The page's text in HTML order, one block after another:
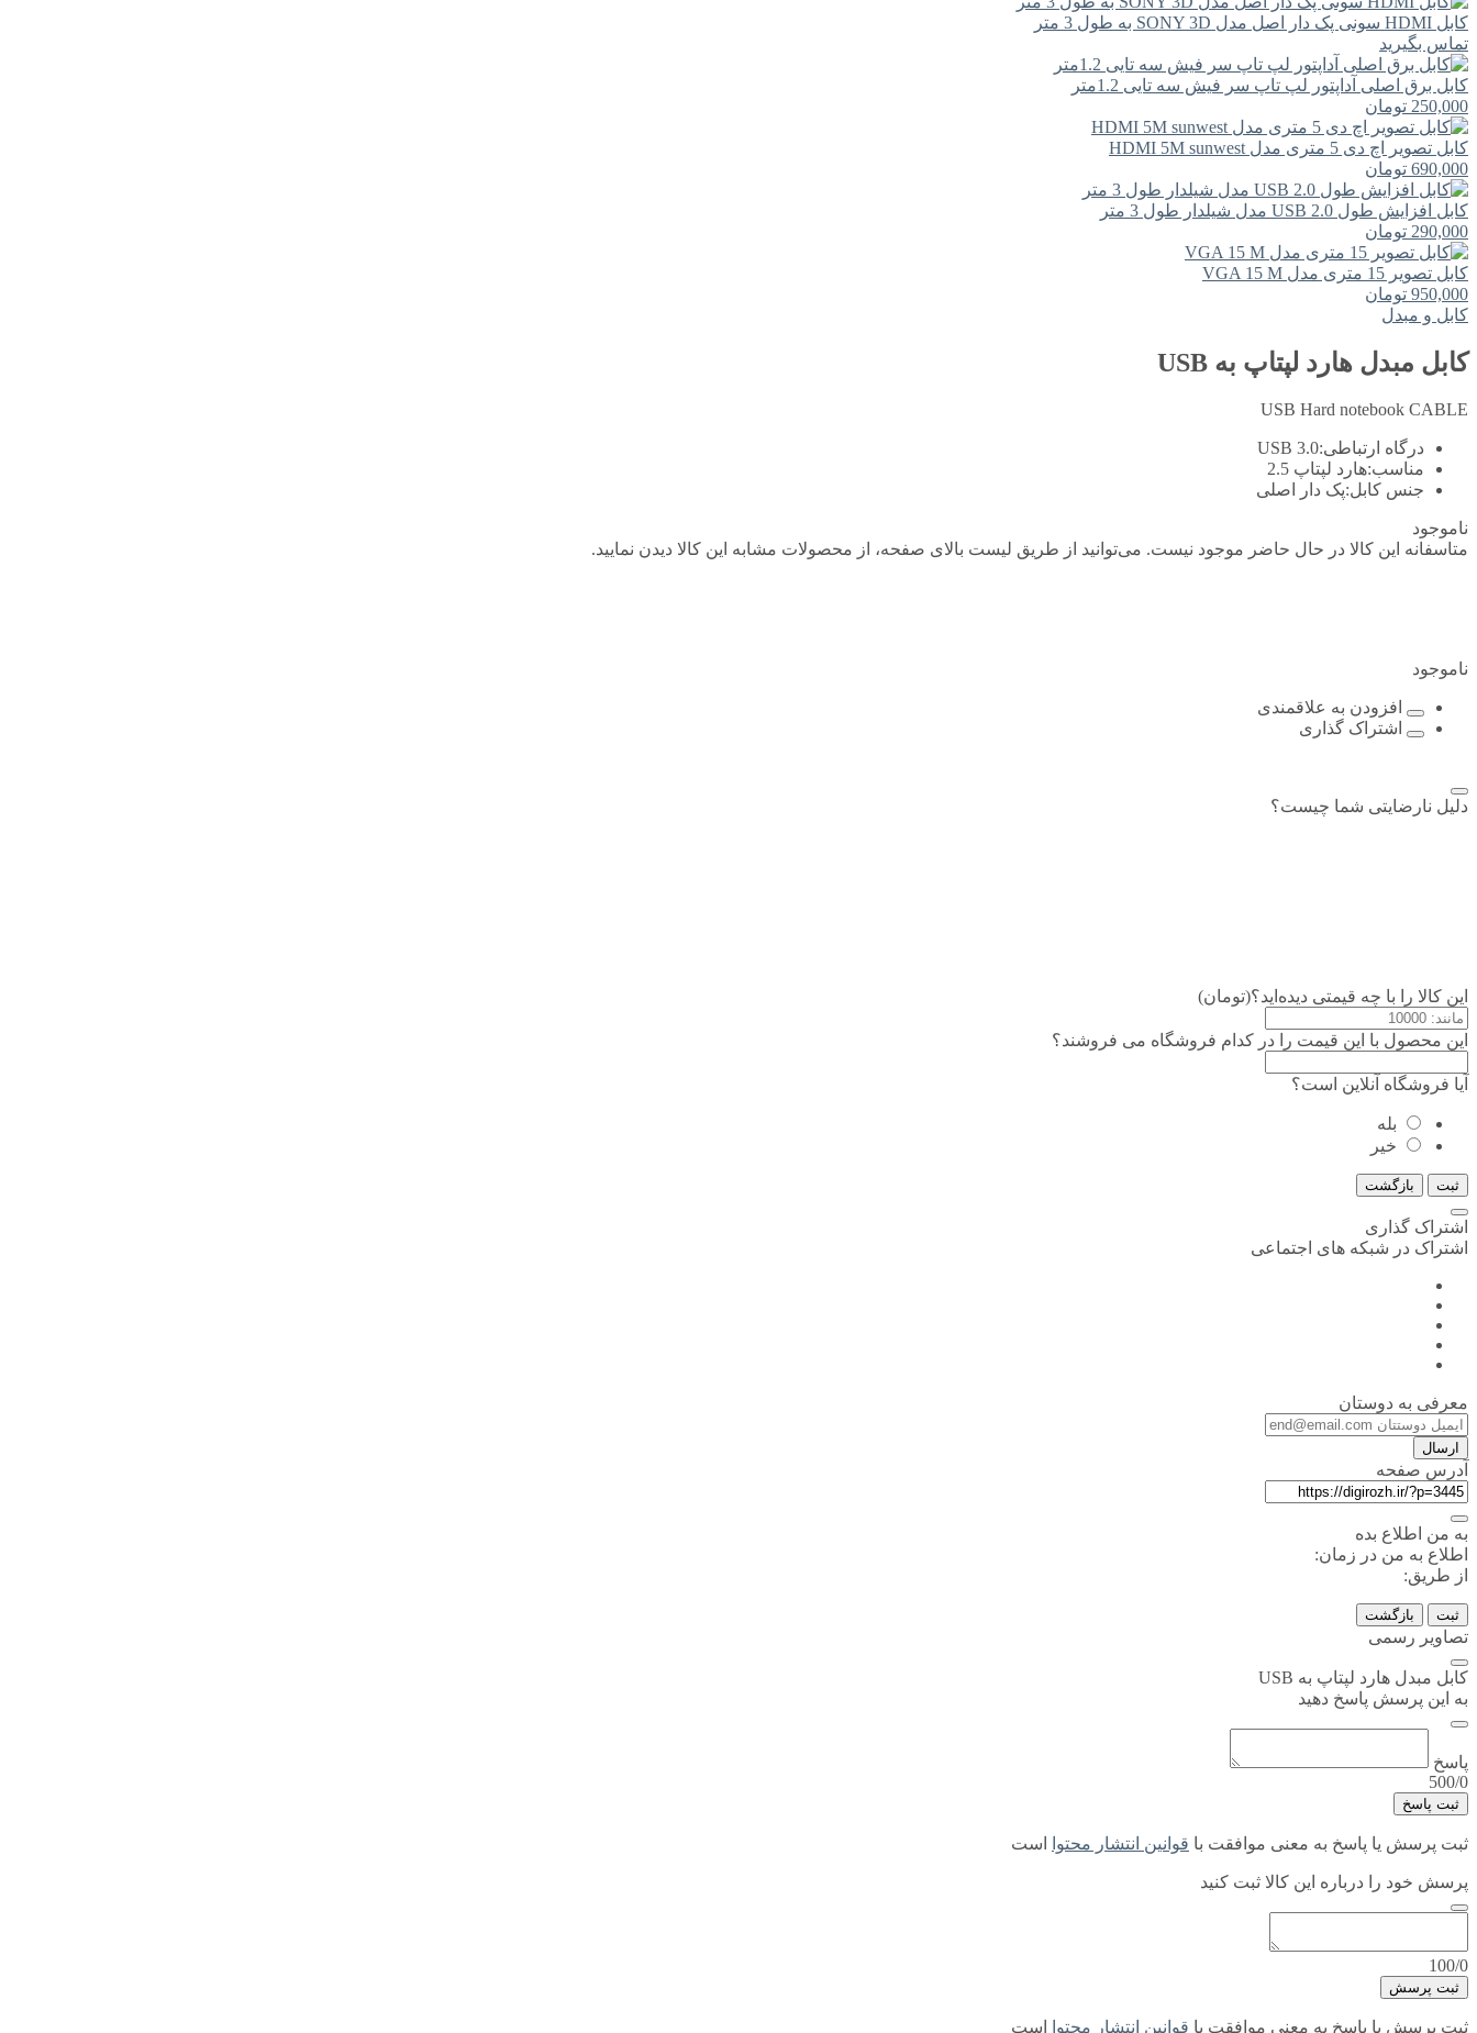
کابل HDMI سونی پک دار اصل مدل SONY 3D به طول 3 متر
تماس بگیرید
کابل برق اصلی آداپتور لپ تاپ سر فیش سه تایی 1.2متر
250,000 تومان
کابل تصویر اچ دی 5 متری مدل HDMI 5M sunwest
690,000 تومان
کابل افزایش طول USB 2.0 مدل شیلدار طول 3 متر
290,000 تومان
کابل تصویر 15 متری مدل VGA 15 M
950,000 تومان
کابل و مبدل
کابل مبدل هارد لپتاپ به USB
USB Hard notebook CABLE
درگاه ارتباطی:USB 3.0
مناسب:هارد لپتاپ 2.5
جنس کابل:پک دار اصلی
ناموجود
متاسفانه این کالا در حال حاضر موجود نیست. می‌توانید از طریق لیست بالای صفحه، از محصولات مشابه این کالا دیدن نمایید.
ناموجود
افزودن به علاقمندی
اشتراک گذاری
دلیل نارضایتی شما چیست؟
این کالا را با چه قیمتی دیده‌اید؟(تومان)
این محصول با این قیمت را در کدام فروشگاه می فروشند؟
آیا فروشگاه آنلاین است؟
بله
خیر
ثبت بازگشت
اشتراک گذاری
اشتراک در شبکه های اجتماعی
معرفی به دوستان
ارسال
آدرس صفحه
به من اطلاع بده
اطلاع به من در زمان:
از طریق:
ثبت بازگشت
تصاویر رسمی
کابل مبدل هارد لپتاپ به USB
به این پرسش پاسخ دهید
پاسخ
500/0
ثبت پاسخ
ثبت پرسش یا پاسخ به معنی موافقت با قوانین انتشار محتوا است
پرسش خود را درباره این کالا ثبت کنید
100/0
ثبت پرسش
ثبت پرسش یا پاسخ به معنی موافقت با قوانین انتشار محتوا است